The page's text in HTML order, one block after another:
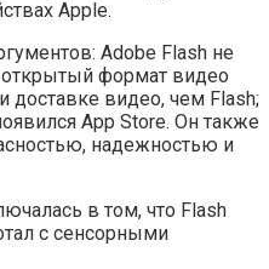
Apple.
Adobe Flash не
формат видео
доставке видео, чем Flash;
App Store. Он также
надежностью и
в том, что Flash
с сенсорными